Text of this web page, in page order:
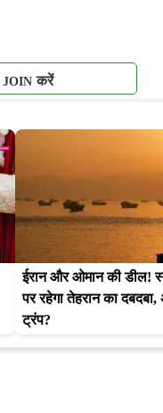
JOIN करें
ईरान और ओमान की डील!
पर रहेगा तेहरान का
ट्रंप?